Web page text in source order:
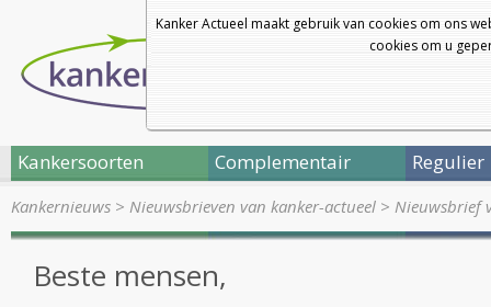
Kanker Actueel maakt gebruik van cookies om ons
cookies om u
Kankersoorten Complementair Regulier
Kankernieuws > Nieuwsbrieven van kanker-actueel > Nieuwsbrief
Beste mensen,